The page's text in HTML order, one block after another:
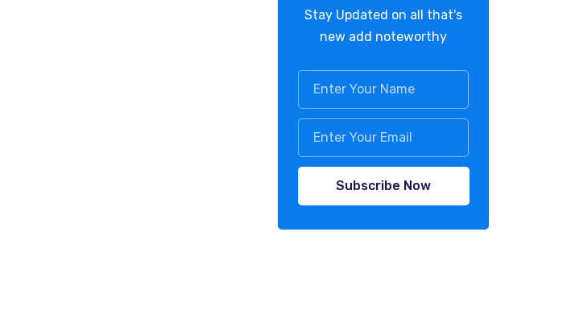
Stay Updated on all that's
new add noteworthy
Subscribe Now